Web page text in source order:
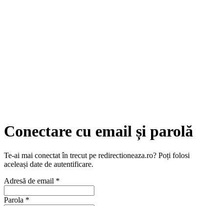
Conectare cu email și parolă
Te-ai mai conectat în trecut pe redirectioneaza.ro? Poți folosi
aceleași date de autentificare.
Adresă de email *
Parola *